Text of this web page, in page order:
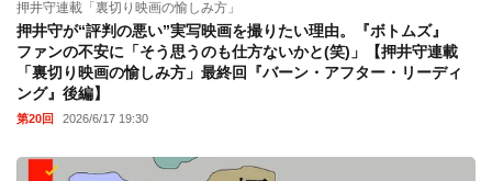
押井守連載「裏切り映画の愉しみ方」
押井守が“評判の悪い”実写映画を撮りたい理由。『ボトムズ』
ファンの不安に「そう思うのも仕方ないかと(笑)」【押井守連載
「裏切り映画の愉しみ方」最終回『バーン・アフター・リーディ
ング』後編】
第20回 2026/6/17 19:30